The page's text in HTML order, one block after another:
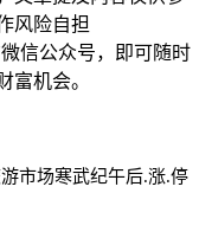
风险自担
信公众号，即可随时
富机会。
市场寒武纪午后.涨.停